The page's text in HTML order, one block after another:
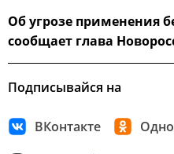
Об угрозе применения
сообщает глава
Подписывайся на
ВКонтакте